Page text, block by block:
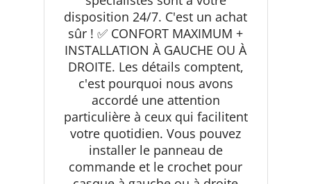
disposition 24/7. C'est un achat
sûr ! ✅ CONFORT MAXIMUM +
INSTALLATION À GAUCHE OU À
DROITE. Les détails comptent,
c'est pourquoi nous avons
accordé une attention
particulière à ceux qui facilitent
votre quotidien. Vous pouvez
installer le panneau de
commande et le crochet pour